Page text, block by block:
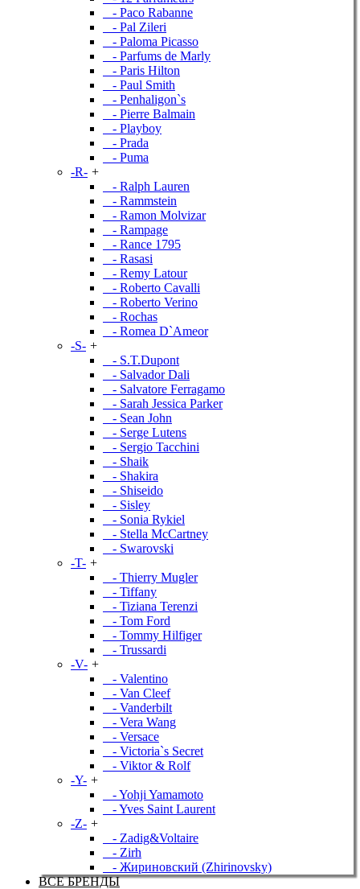
- Paco Rabanne
- Pal Zileri
- Paloma Picasso
- Parfums de Marly
- Paris Hilton
- Paul Smith
- Penhaligon`s
- Pierre Balmain
- Playboy
- Prada
- Puma
-R- +
- Ralph Lauren
- Rammstein
- Ramon Molvizar
- Rampage
- Rance 1795
- Rasasi
- Remy Latour
- Roberto Cavalli
- Roberto Verino
- Rochas
- Romea D`Ameor
-S- +
- S.T.Dupont
- Salvador Dali
- Salvatore Ferragamo
- Sarah Jessica Parker
- Sean John
- Serge Lutens
- Sergio Tacchini
- Shaik
- Shakira
- Shiseido
- Sisley
- Sonia Rykiel
- Stella McCartney
- Swarovski
-T- +
- Thierry Mugler
- Tiffany
- Tiziana Terenzi
- Tom Ford
- Tommy Hilfiger
- Trussardi
-V- +
- Valentino
- Van Cleef
- Vanderbilt
- Vera Wang
- Versace
- Victoria`s Secret
- Viktor & Rolf
-Y- +
- Yohji Yamamoto
- Yves Saint Laurent
-Z- +
- Zadig&Voltaire
- Zirh
- Жириновский (Zhirinovsky)
ВСЕ БРЕНДЫ